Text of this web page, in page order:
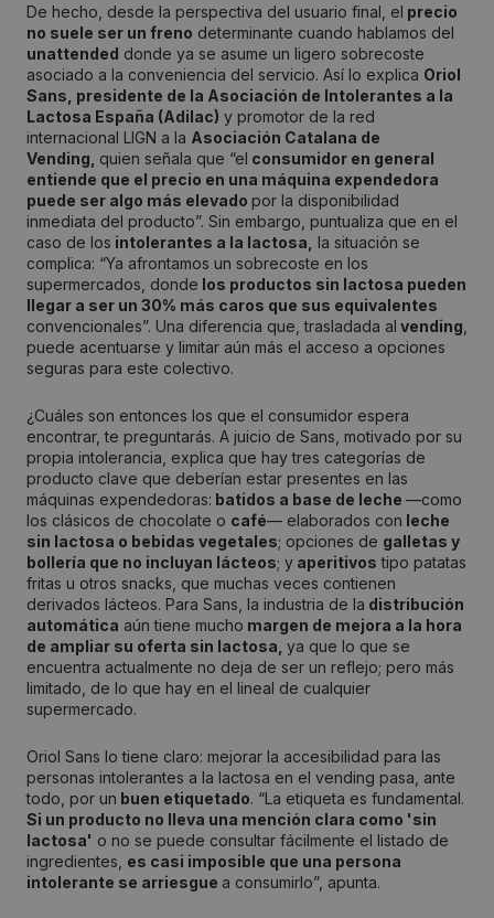
De hecho, desde la perspectiva del usuario final, el precio
no suele ser un freno determinante cuando hablamos del
unattended donde ya se asume un ligero sobrecoste
asociado a la conveniencia del servicio. Así lo explica Oriol
Sans, presidente de la Asociación de Intolerantes a la
Lactosa España (Adilac) y promotor de la red
internacional LIGN a la Asociación Catalana de
Vending, quien señala que “el consumidor en general
entiende que el precio en una máquina expendedora
puede ser algo más elevado por la disponibilidad
inmediata del producto”. Sin embargo, puntualiza que en el
caso de los intolerantes a la lactosa, la situación se
complica: “Ya afrontamos un sobrecoste en los
supermercados, donde los productos sin lactosa pueden
llegar a ser un 30% más caros que sus equivalentes
convencionales”. Una diferencia que, trasladada al vending
puede acentuarse y limitar aún más el acceso a opciones
seguras para este colectivo.
¿Cuáles son entonces los que el consumidor espera
encontrar, te preguntarás. A juicio de Sans, motivado por su
propia intolerancia, explica que hay tres categorías de
producto clave que deberían estar presentes en las
máquinas expendedoras: batidos a base de leche —como
los clásicos de chocolate o café— elaborados con leche
sin lactosa o bebidas vegetales; opciones de galletas y
bollería que no incluyan lácteos; y aperitivos tipo patatas
fritas u otros snacks, que muchas veces contienen
derivados lácteos. Para Sans, la industria de la distribución
automática aún tiene mucho margen de mejora a la hora
de ampliar su oferta sin lactosa, ya que lo que se
encuentra actualmente no deja de ser un reflejo; pero más
limitado, de lo que hay en el lineal de cualquier
supermercado.
Oriol Sans lo tiene claro: mejorar la accesibilidad para las
personas intolerantes a la lactosa en el vending pasa, ante
todo, por un buen etiquetado. “La etiqueta es fundamental.
Si un producto no lleva una mención clara como 'sin
lactosa' o no se puede consultar fácilmente el listado de
ingredientes, es casi imposible que una persona
intolerante se arriesgue a consumirlo”, apunta.